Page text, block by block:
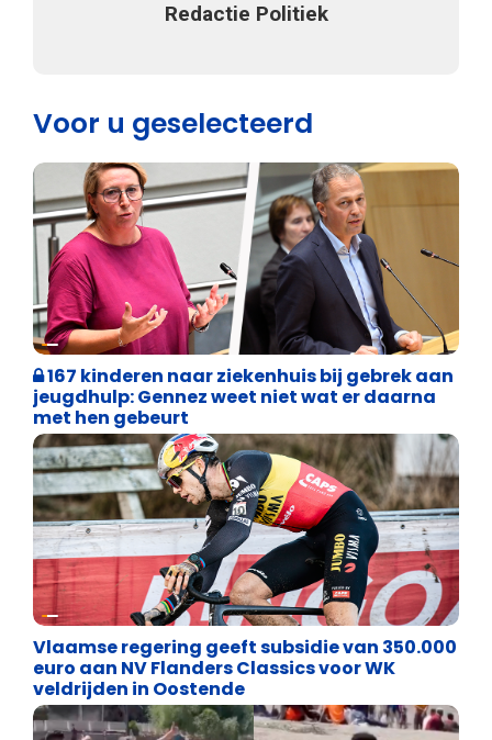
Redactie Politiek
Voor u geselecteerd
Binnenland politiek
167 kinderen naar ziekenhuis bij gebrek aan
jeugdhulp: Gennez weet niet wat er daarna
met hen gebeurt
Binnenland politiek
Vlaamse regering geeft subsidie van 350.000
euro aan NV Flanders Classics voor WK
veldrijden in Oostende